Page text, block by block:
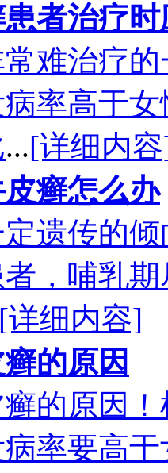
者治疗
难治疗
率高于
...[详细内
癣怎么办
遗传的
，哺乳
[详细内容]
的原因
的原因
率要高